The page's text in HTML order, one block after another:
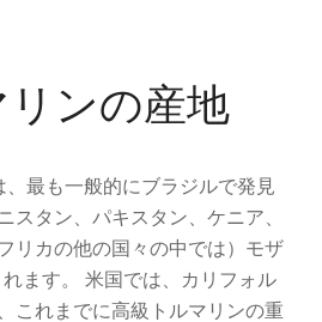
リンの産地
、最も一般的にブラジルで発見
スタン、パキスタン、ケニア、
リカの他の国々の中では）モザ
ます。 米国では、カリフォル
これまでに高級トルマリンの重